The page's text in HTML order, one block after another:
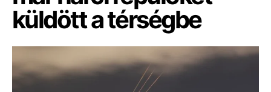
küldött a térségbe